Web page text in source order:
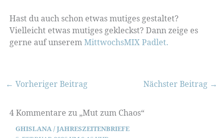
Hast du auch schon etwas mutiges gestaltet?
Vielleicht etwas mutiges gekleckst? Dann zeige es
gerne auf unseremMittwochsMIX Padlet.
← Vorheriger Beitrag Nächster Beitrag →
4 Kommentare zu „Mut zum Chaos“
GHISLANA / JAHRESZEITENBRIEFE